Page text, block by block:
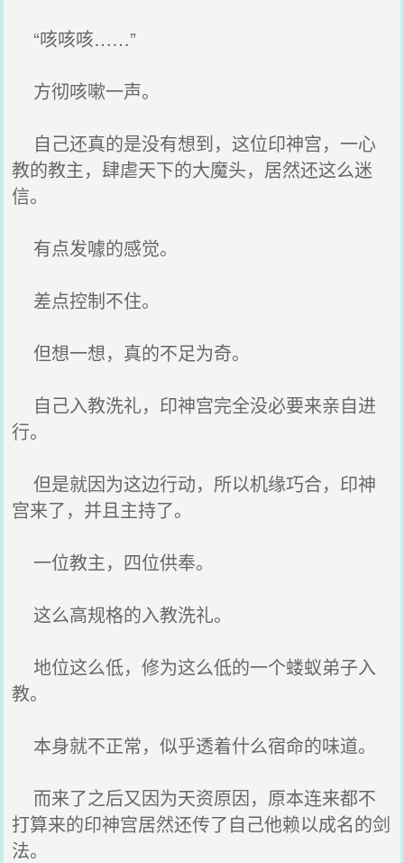
“咳咳咳……”
方彻咳嗽一声。
自己还真的是没有想到，这位印神宫，一心
教的教主，肆虐天下的大魔头，居然还这么迷
信。
有点发噱的感觉。
差点控制不住。
但想一想，真的不足为奇。
自己入教洗礼，印神宫完全没必要来亲自进
行。
但是就因为这边行动，所以机缘巧合，印神
宫来了，并且主持了。
一位教主，四位供奉。
这么高规格的入教洗礼。
地位这么低，修为这么低的一个蝼蚁弟子入
教。
本身就不正常，似乎透着什么宿命的味道。
而来了之后又因为天资原因，原本连来都不
打算来的印神宫居然还传了自己他赖以成名的剑
法。